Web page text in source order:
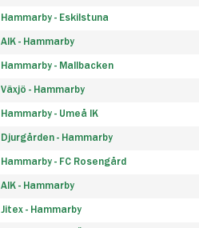
Hammarby - Eskilstuna
AIK - Hammarby
Hammarby - Mallbacken
Växjö - Hammarby
Hammarby - Umeå IK
Djurgården - Hammarby
Hammarby - FC Rosengård
AIK - Hammarby
Jitex - Hammarby